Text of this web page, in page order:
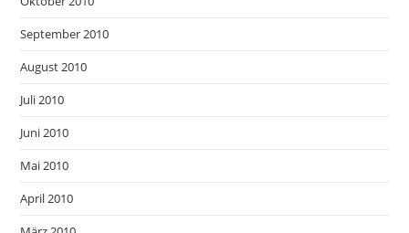
September 2010
August 2010
Juli 2010
Juni 2010
Mai 2010
April 2010